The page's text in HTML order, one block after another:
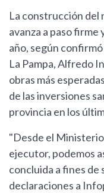
La construcción del
avanza a paso
año, según
La Pampa, Alfredo
obras más
de las inversiones
provincia en los
"Desde el
ejecutor, podemos
concluida a fines de
declaraciones a